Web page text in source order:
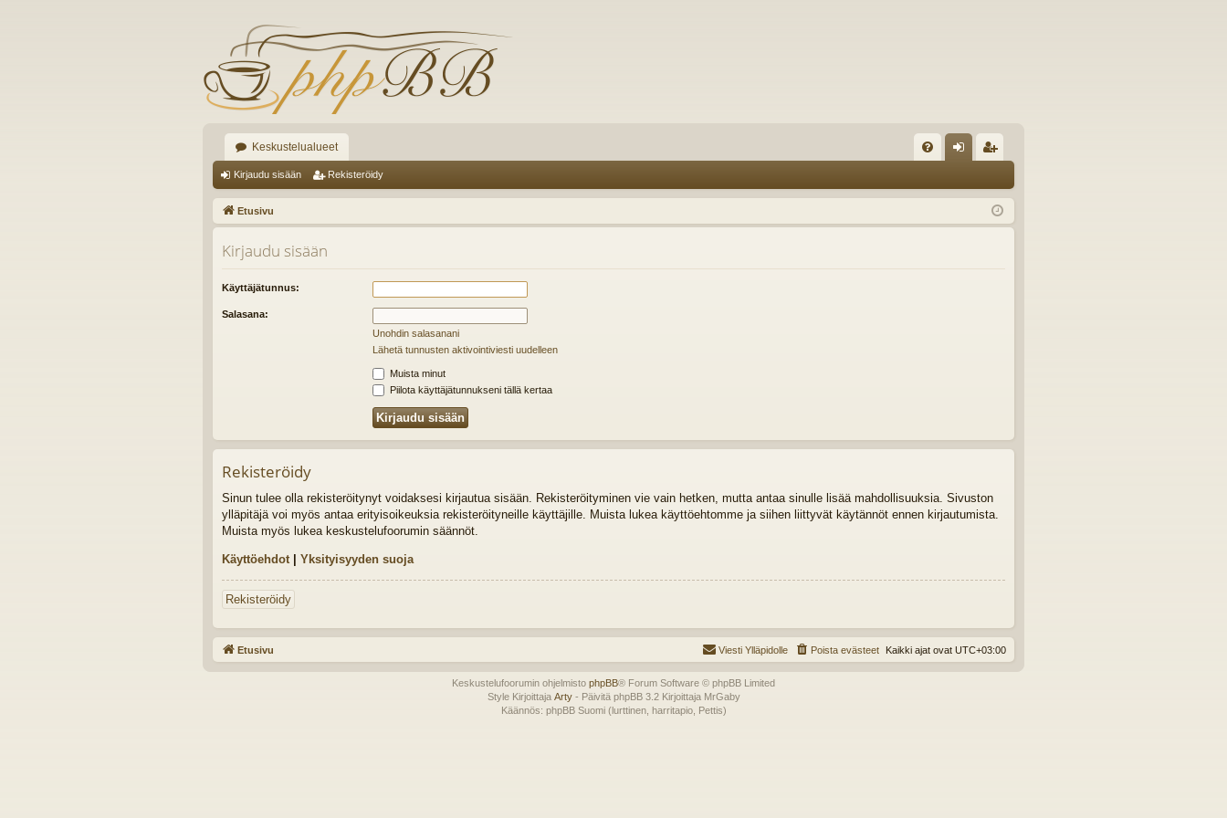
Keskustelualueet
K
K
au
du
ist
er
Kirjaudu sisään Rekisteröidy
Etusivu
Kirjaudu sisään
Käyttäjätunnus:
Salasana:
Unohdin salasanani
Lähetä tunnusten aktivointiviesti uudelleen
Muista minut
Piilota käyttäjätunnukseni tällä kertaa
Rekisteröidy
Sinun tulee olla rekisteröitynyt voidaksesi kirjautua sisään. Rekisteröityminen vie vain hetken, mutta antaa sinulle lisää mahdollisuuksia. Sivuston
ylläpitäjä voi myös antaa erityisoikeuksia rekisteröityneille käyttäjille. Muista lukea käyttöehtomme ja siihen liittyvät käytännöt ennen kirjautumista.
Muista myös lukea keskustelufoorumin säännöt.
Käyttöehdot | Yksityisyyden suoja
Rekisteröidy
Etusivu Kaikki ajat ovat UTC+03:00
Poista evästeet
Viesti Ylläpidolle
Keskustelufoorumin ohjelmisto phpBB® Forum Software © phpBB Limited
Style Kirjoittaja Arty- Päivitä phpBB 3.2 Kirjoittaja MrGaby
Käännös: phpBB Suomi (lurttinen, harritapio, Pettis)